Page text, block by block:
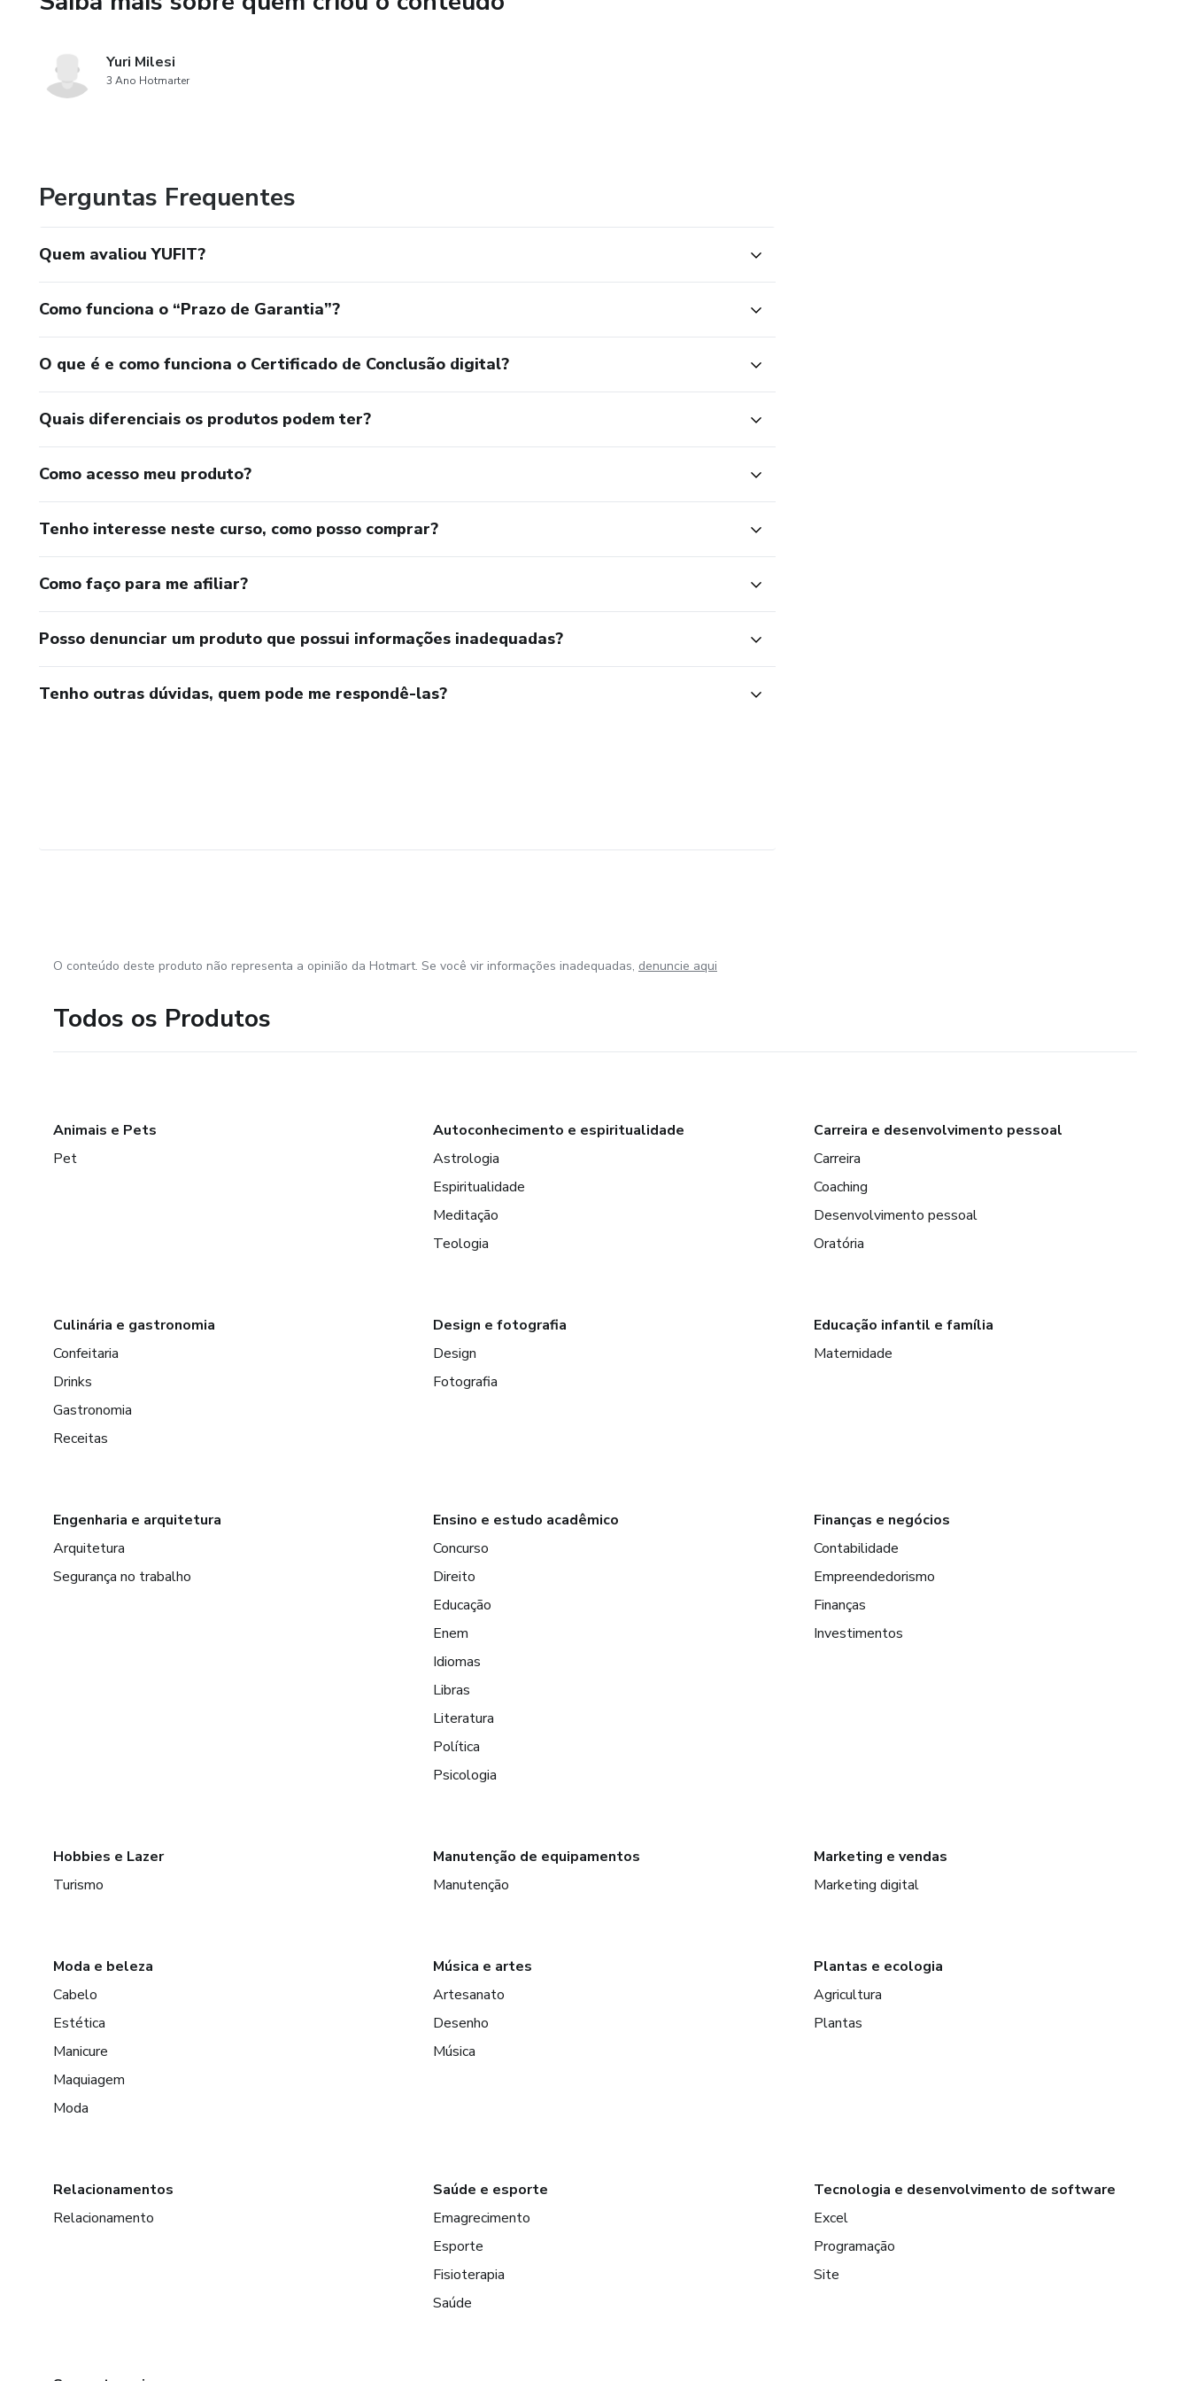
Yuri Milesi
3 Ano Hotmarter
Perguntas Frequentes
Quem avaliou YUFIT?
Como funciona o “Prazo de Garantia”?
O que é e como funciona o Certificado de Conclusão digital?
Quais diferenciais os produtos podem ter?
Como acesso meu produto?
Tenho interesse neste curso, como posso comprar?
Como faço para me afiliar?
Posso denunciar um produto que possui informações inadequadas?
Tenho outras dúvidas, quem pode me respondê-las?
O conteúdo deste produto não representa a opinião da Hotmart. Se você vir informações inadequadas, denuncie aqui
Todos os Produtos
Animais e Pets
Pet
Autoconhecimento e espiritualidade
Astrologia
Espiritualidade
Meditação
Teologia
Carreira e desenvolvimento pessoal
Carreira
Coaching
Desenvolvimento pessoal
Oratória
Culinária e gastronomia
Confeitaria
Drinks
Gastronomia
Receitas
Design e fotografia
Design
Fotografia
Educação infantil e família
Maternidade
Engenharia e arquitetura
Arquitetura
Segurança no trabalho
Ensino e estudo acadêmico
Concurso
Direito
Educação
Enem
Idiomas
Libras
Literatura
Política
Psicologia
Finanças e negócios
Contabilidade
Empreendedorismo
Finanças
Investimentos
Hobbies e Lazer
Turismo
Manutenção de equipamentos
Manutenção
Marketing e vendas
Marketing digital
Moda e beleza
Cabelo
Estética
Manicure
Maquiagem
Moda
Música e artes
Artesanato
Desenho
Música
Plantas e ecologia
Agricultura
Plantas
Relacionamentos
Relacionamento
Saúde e esporte
Emagrecimento
Esporte
Fisioterapia
Saúde
Tecnologia e desenvolvimento de software
Excel
Programação
Site